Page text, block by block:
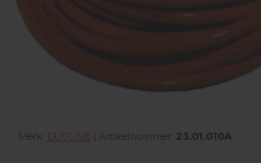
Merk: DUOLINE | Artikelnummer: 23.01.010A